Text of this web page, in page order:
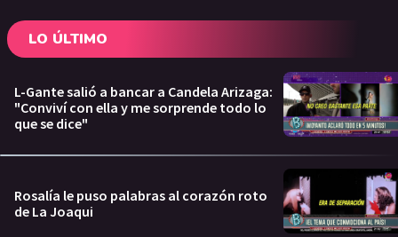
LO ÚLTIMO
L-Gante salió a bancar a Candela Arizaga:
"Conviví con ella y me sorprende todo lo
que se dice"
Rosalía le puso palabras al corazón roto
de La Joaqui